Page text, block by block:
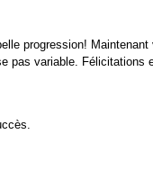
progression!
pas variable. Félicitations